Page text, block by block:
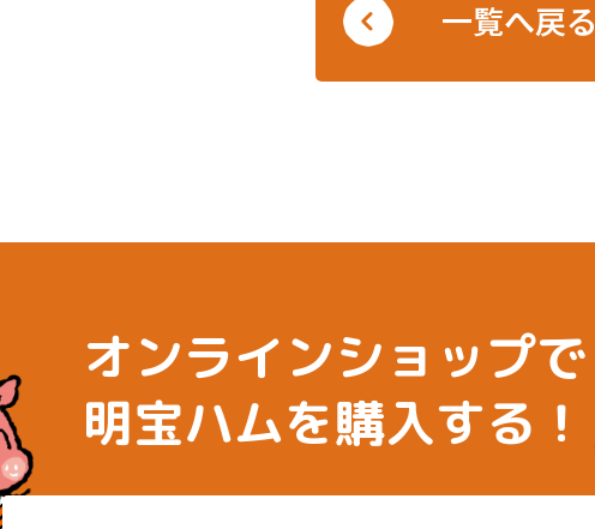
一覧へ戻る
オンラインショップで
明宝ハムを購入する！